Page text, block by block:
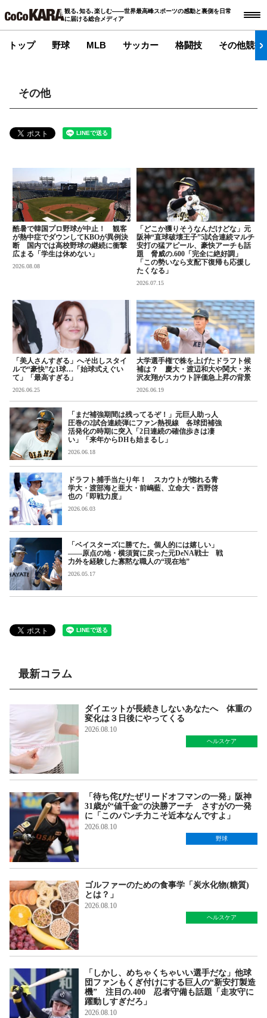
観る､知る､楽しむ――世界最高峰スポーツの感動と裏側を日常
に届ける総合メディア
トップ 野球 MLB サッカー 格闘技 その他競技
その他
酷暑で韓国プロ野球が中止！ 観客
が熱中症でダウンしてKBOが異例決
断 国内では高校野球の継続に衝撃
広まる「学生は休めない」
2026.08.08
「どこか獲りそうなんだけどな」元
阪神“直球破壊王子”5試合連続マルチ
安打の猛アピール、豪快アーチも話
題 脅威の.600「完全に絶好調」
「この勢いなら支配下復帰も応援し
たくなる」
2026.07.15
「美人さんすぎる」へそ出しスタイ
ルで“豪快”な1球…「始球式えぐい
て」「最高すぎる」
2026.06.25
大学選手権で株を上げたドラフト候
補は？ 慶大・渡辺和大や関大・米
沢友翔がスカウト評価急上昇の背景
2026.06.19
「まだ補強期間は残ってるぞ！」元巨人助っ人
圧巻の2試合連続弾にファン熱視線 各球団補強
活発化の時期に突入「2日連続の確信歩きは凄
い」「来年からDHも始まるし」
2026.06.18
ドラフト捕手当たり年！ スカウトが惚れる青
学大・渡部海と亜大・前嶋藍、立命大・西野啓
也の「即戦力度」
2026.06.03
「ベイスターズに勝てた。個人的には嬉しい」
――原点の地・横須賀に戻った元DeNA戦士 戦
力外を経験した寡黙な職人の“現在地”
2026.05.17
最新コラム
ダイエットが長続きしないあなたへ 体重の
変化は３日後にやってくる
2026.08.10
ヘルスケア
「待ち侘びたぜリードオフマンの一発」阪神
31歳が“値千金“の決勝アーチ さすがの一発
に「このパンチ力こそ近本なんですよ」
2026.08.10
野球
ゴルファーのための食事学「炭水化物(糖質)
とは？」
2026.08.10
ヘルスケア
「しかし、めちゃくちゃいい選手だな」他球
団ファンもくぎ付けにする巨人の“新安打製造
機” 注目の.400 忍者守備も話題「走攻守に
躍動しすぎだろ」
2026.08.10